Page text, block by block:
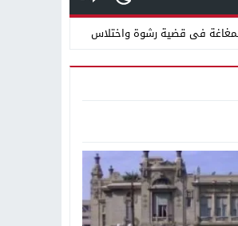
فى قضية رشوة واختلاس